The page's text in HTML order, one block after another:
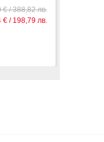
€ / 388,82 лв.
€ / 198,79 лв.